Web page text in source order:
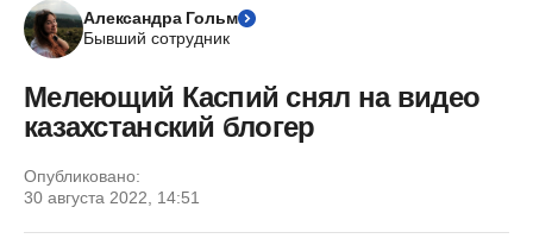
Александра Гольм
Бывший сотрудник
Мелеющий Каспий снял на видео
казахстанский блогер
Опубликовано:
30 августа 2022, 14:51